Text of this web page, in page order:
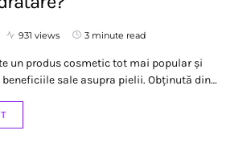
931 views 3 minute read
un produs cosmetic tot mai popular și
sale asupra pielii. Obținută din…